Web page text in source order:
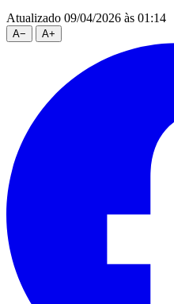
Atualizado 09/04/2026 às 01:14
A− A+